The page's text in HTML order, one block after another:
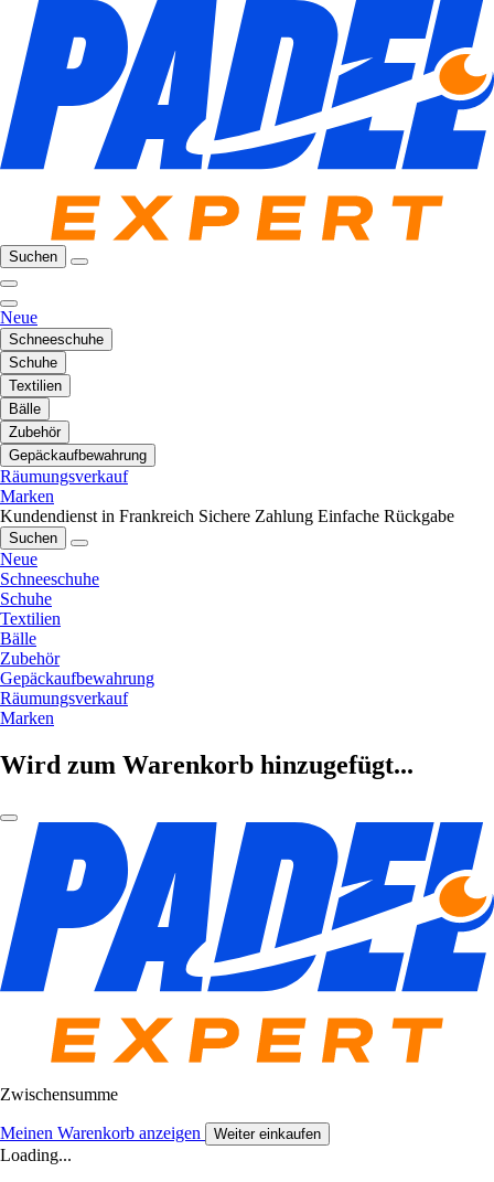
Suchen
Neue
Schneeschuhe
Schuhe
Textilien
Bälle
Zubehör
Gepäckaufbewahrung
Räumungsverkauf
Marken
Kundendienst in Frankreich Sichere Zahlung Einfache Rückgabe
Suchen
Neue
Schneeschuhe
Schuhe
Textilien
Bälle
Zubehör
Gepäckaufbewahrung
Räumungsverkauf
Marken
Wird zum Warenkorb hinzugefügt...
Zwischensumme
Meinen Warenkorb anzeigen Weiter einkaufen
Loading...